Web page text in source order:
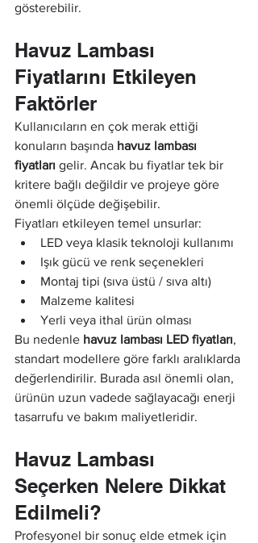
gösterebilir.
Havuz Lambası
Fiyatlarını Etkileyen
Faktörler
Kullanıcıların en çok merak ettiği
konuların başında havuz lambası
fiyatları gelir. Ancak bu fiyatlar tek bir
kritere bağlı değildir ve projeye göre
önemli ölçüde değişebilir.
Fiyatları etkileyen temel unsurlar:
LED veya klasik teknoloji kullanımı
Işık gücü ve renk seçenekleri
Montaj tipi (sıva üstü / sıva altı)
Malzeme kalitesi
Yerli veya ithal ürün olması
Bu nedenle havuz lambası LED fiyatları,
standart modellere göre farklı aralıklarda
değerlendirilir. Burada asıl önemli olan,
ürünün uzun vadede sağlayacağı enerji
tasarrufu ve bakım maliyetleridir.
Havuz Lambası
Seçerken Nelere Dikkat
Edilmeli?
Profesyonel bir sonuç elde etmek için